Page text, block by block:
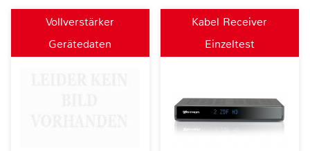
Vollverstärker
Gerätedaten
Kabel Receiver
Einzeltest